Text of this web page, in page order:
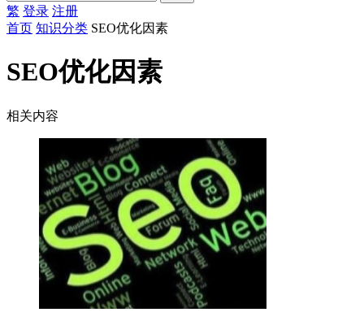
繁 登录 注册
首页 知识分类 SEO优化因素
SEO优化因素
相关内容